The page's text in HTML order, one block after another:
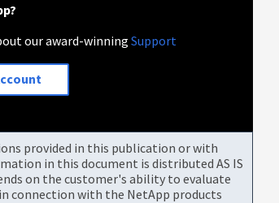
our award-winningSupport
provided in this publication or with
in this document is distributed AS IS
on the customer's ability to evaluate
connection with the NetApp products